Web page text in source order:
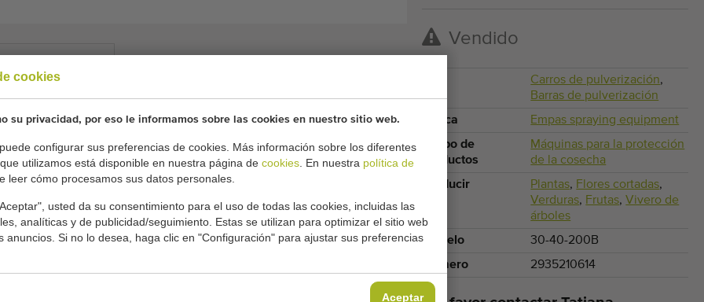
cookies
su privacidad, por eso le informamos sobre las cookies en nuestro sitio web.
configurar sus preferencias de cookies. Más información sobre los diferentes
utilizamos está disponible en nuestra página de cookies . En nuestra política de
leer cómo procesamos sus datos personales.
usted da su consentimiento para el uso de todas las cookies, incluidas las
analíticas y de publicidad/seguimiento. Estas se utilizan para optimizar el sitio web
anuncios. Si no lo desea, haga clic en "Configuración" para ajustar sus preferencias
Aceptar
de 200 litros con el auge
Vendido
Carros de pulverización,
Barras de pulverización
Marca
Empas spraying equipment
Grupo de
productos
Máquinas para la protección
de la cosecha
Producir
Plantas, Flores cortadas,
Verduras, Frutas,Vivero de
árboles
Modelo
30-40-200B
Número
2935210614